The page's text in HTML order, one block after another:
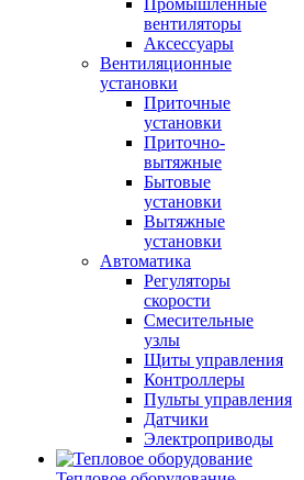
Промышленные
вентиляторы
Аксессуары
Вентиляционные
установки
Приточные
установки
Приточно-
вытяжные
Бытовые
установки
Вытяжные
установки
Автоматика
Регуляторы
скорости
Смесительные
узлы
Щиты управления
Контроллеры
Пульты управления
Датчики
Электроприводы